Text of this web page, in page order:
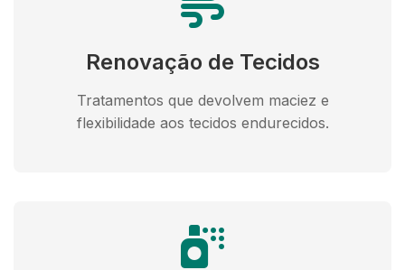
Renovação de Tecidos
Tratamentos que devolvem maciez e
flexibilidade aos tecidos endurecidos.